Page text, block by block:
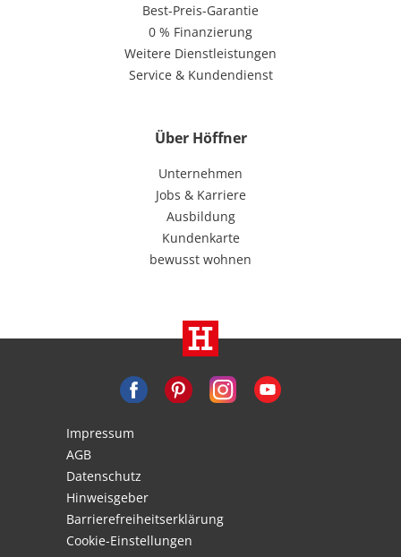
Best-Preis-Garantie
0 % Finanzierung
Weitere Dienstleistungen
Service & Kundendienst
Über Höffner
Unternehmen
Jobs & Karriere
Ausbildung
Kundenkarte
bewusst wohnen
Impressum
AGB
Datenschutz
Hinweisgeber
Barrierefreiheitserklärung
Cookie-Einstellungen